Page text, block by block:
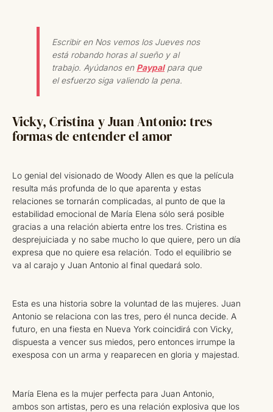
Escribir en Nos vemos los Jueves nos
está robando horas al sueño y al
trabajo. Ayúdanos en Paypalpara que
el esfuerzo siga valiendo la pena.
Vicky, Cristina y Juan Antonio: tres
formas de entender el amor
Lo genial del visionado de Woody Allen es que la película
resulta más profunda de lo que aparenta y estas
relaciones se tornarán complicadas, al punto de que la
estabilidad emocional de María Elena sólo será posible
gracias a una relación abierta entre los tres. Cristina es
desprejuiciada y no sabe mucho lo que quiere, pero un día
expresa que no quiere esa relación. Todo el equilibrio se
va al carajo y Juan Antonio al final quedará solo.
Esta es una historia sobre la voluntad de las mujeres. Juan
Antonio se relaciona con las tres, pero él nunca decide. A
futuro, en una fiesta en Nueva York coincidirá con Vicky,
dispuesta a vencer sus miedos, pero entonces irrumpe la
exesposa con un arma y reaparecen en gloria y majestad.
María Elena es la mujer perfecta para Juan Antonio,
ambos son artistas, pero es una relación explosiva que los